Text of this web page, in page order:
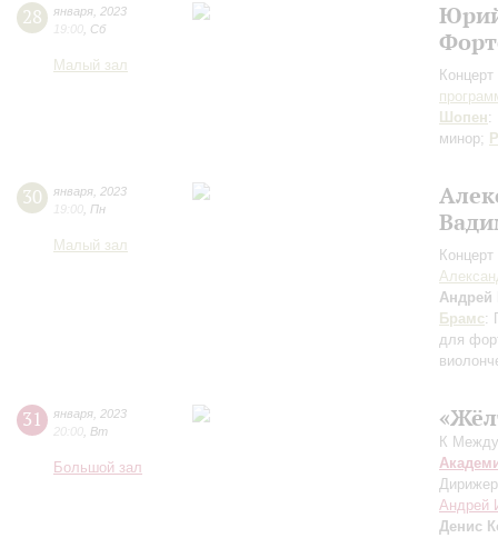
28 января 2023
19:00 Сб
Малый зал
Шопен:
минор;
30 января 2023
19:00 Пн
Малый зал
Андрей
Брамс:
для
31 января 2023
20:00 Вт
Большой зал
К
Андрей
Денис